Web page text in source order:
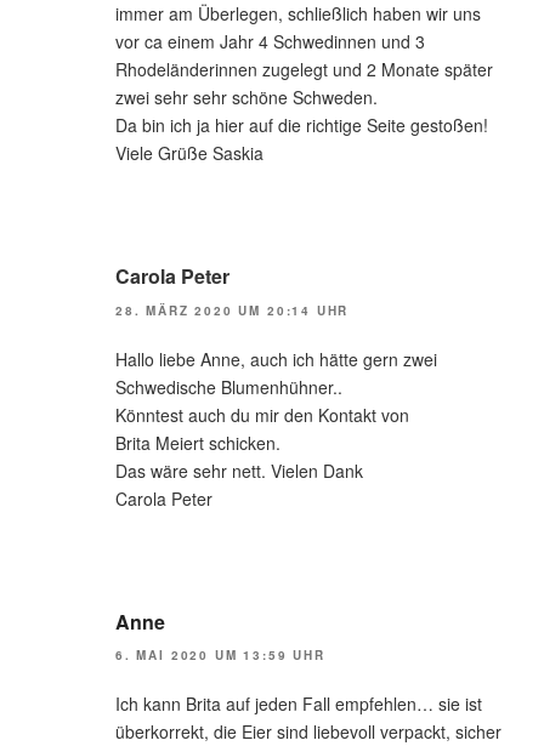
immer am Überlegen, schließlich haben wir uns
vor ca einem Jahr 4 Schwedinnen und 3
Rhodeländerinnen zugelegt und 2 Monate später
zwei sehr sehr schöne Schweden.
Da bin ich ja hier auf die richtige Seite gestoßen!
Viele Grüße Saskia
Carola Peter
28. MÄRZ 2020 UM 20:14 UHR
Hallo liebe Anne, auch ich hätte gern zwei
Schwedische Blumenhühner..
Könntest auch du mir den Kontakt von
Brita Meiert schicken.
Das wäre sehr nett. Vielen Dank
Carola Peter
Anne
6. MAI 2020 UM 13:59 UHR
Ich kann Brita auf jeden Fall empfehlen… sie ist
überkorrekt, die Eier sind liebevoll verpackt, sicher